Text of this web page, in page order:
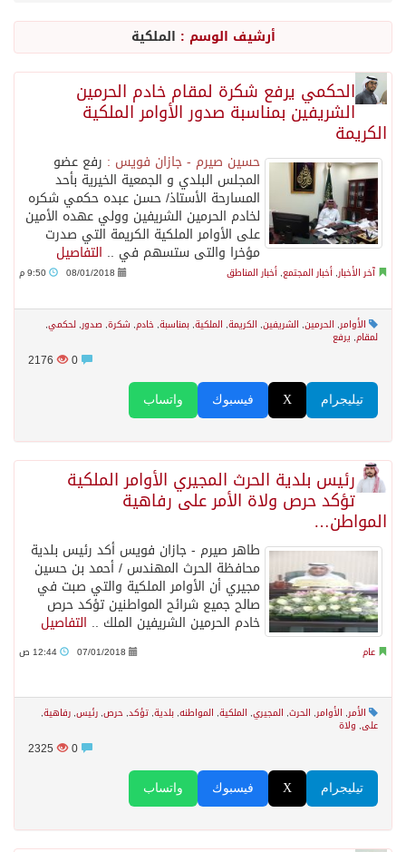
السديس: اتفاقية مكة تجسد مكانة المملكة الدينية وريادتها الحضارية والعالمية
وزير الدفاع: اتفاقية مكة تسهم في دعم أمن واستقرار المنطقة والعالم
حالة الطقس المتوقعة اليوم في المملكة
قمة سعودية – تركية – باكستانية في جدة
أرشيف الوسم : الملكية
الحكمي يرفع شكرة لمقام خادم الحرمين
الشريفين بمناسبة صدور الأوامر الملكية
الكريمة
حسين صيرم - جازان فويس : رفع عضو
المجلس البلدي و الجمعية الخيرية بأحد
المسارحة الأستاذ/ حسن عبده حكمي شكره
لخادم الحرمين الشريفين وولي عهده الأمين
على الأوامر الملكية الكريمة التي صدرت
مؤخرا والتى ستسهم في .. التفاصيل
آخر الأخبار, أخبار المجتمع, أخبار المناطق 08/01/2018
الأوامر, الحرمين, الشريفين, الكريمة, الملكية, بمناسبة, خادم, شكرة, صدور, لحكمي,
لمقام, يرفع
2176
واتساب فيسبوك X تيليجرام
رئيس بلدية الحرث المجيري الأوامر الملكية
تؤكد حرص ولاة الأمر على رفاهية
المواطن…
طاهر صيرم - جازان فويس أكد رئيس بلدية
محافظة الحرث المهندس / أحمد بن حسين
مجيري أن الأوامر الملكية والتي صبت في
صالح جميع شرائح المواطنين تؤكد حرص
خادم الحرمين الشريفين الملك .. التفاصيل
عام 07/01/2018
اﻷمر, الأوامر, الحرث, المجيري, الملكية, المواطنه, بلدية, تؤكد, حرص, رئيس, رفاهية,
على, ولاة
2325
واتساب فيسبوك X تيليجرام